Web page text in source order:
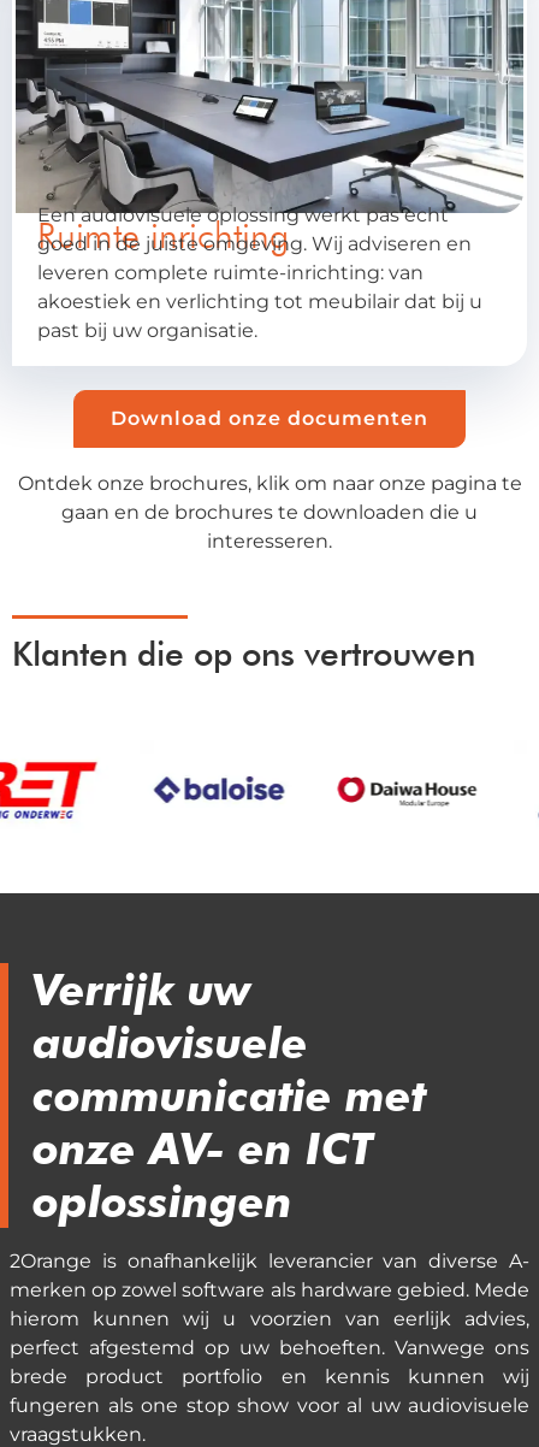
Ruimte inrichting
Een audiovisuele oplossing werkt pas echt
goed in de juiste omgeving. Wij adviseren en
leveren complete ruimte-inrichting: van
akoestiek en verlichting tot meubilair dat bij u
past bij uw organisatie.
Download onze documenten
Ontdek onze brochures, klik om naar onze pagina te
gaan en de brochures te downloaden die u
interesseren.
Klanten die op ons vertrouwen
Verrijk uw
audiovisuele
communicatie met
onze AV- en ICT
oplossingen
2Orange is onafhankelijk leverancier van diverse A-
merken op zowel software als hardware gebied. Mede
hierom kunnen wij u voorzien van eerlijk advies,
perfect afgestemd op uw behoeften. Vanwege ons
brede product portfolio en kennis kunnen wij
fungeren als one stop show voor al uw audiovisuele
vraagstukken.